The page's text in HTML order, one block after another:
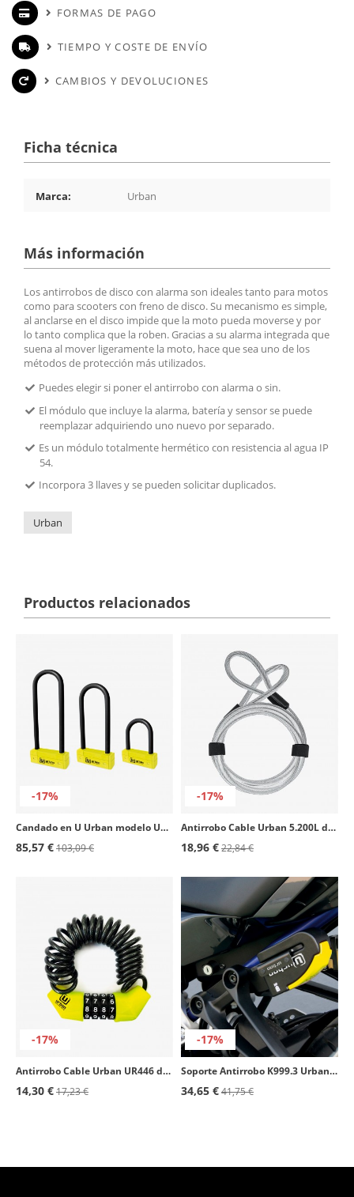
FORMAS DE PAGO
TIEMPO Y COSTE DE ENVÍO
CAMBIOS Y DEVOLUCIONES
Ficha técnica
Marca: Urban
Más información
Los antirrobos de disco con alarma son ideales tanto para motos
como para scooters con freno de disco. Su mecanismo es simple,
al anclarse en el disco impide que la moto pueda moverse y por
lo tanto complica que la roben. Gracias a su alarma integrada que
suena al mover ligeramente la moto, hace que sea uno de los
métodos de protección más utilizados.
Puedes elegir si poner el antirrobo con alarma o sin.
El módulo que incluye la alarma, batería y sensor se puede
reemplazar adquiriendo uno nuevo por separado.
Es un módulo totalmente hermético con resistencia al agua IP
54.
Incorpora 3 llaves y se pueden solicitar duplicados.
Urban
Productos relacionados
-17%
Candado en U Urban modelo UR85
85,57 €103,09 €
-17%
Antirrobo Cable Urban 5.200L de 200cm
18,96 €22,84 €
-17%
Antirrobo Cable Urban UR446 de 150cm
14,30 €17,23 €
-17%
Soporte Antirrobo K999.3 Urban para Estribera
34,65 €41,75 €